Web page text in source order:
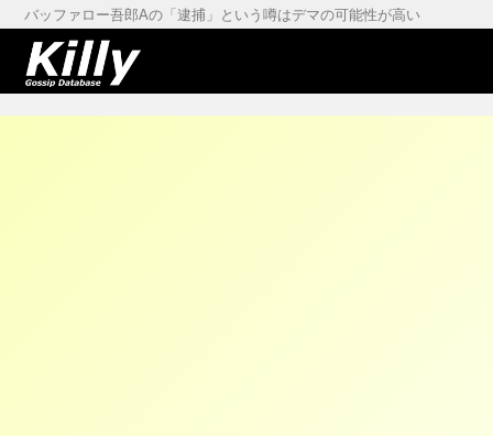
バッファロー吾郎Aの「逮捕」という噂はデマの可能性が高い